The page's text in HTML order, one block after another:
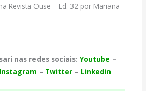
Revista Ouse – Ed. 32 por Mariana
nas redes sociais: Youtube –
Instagram – Twitter– Linkedin